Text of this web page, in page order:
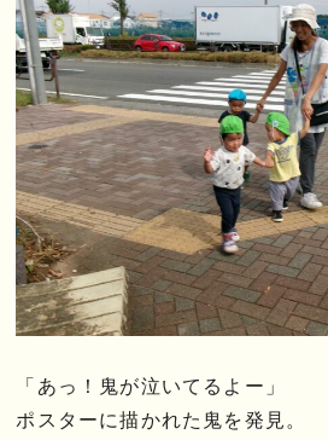
「あっ！鬼が泣いてるよー」
ポスターに描かれた鬼を発見。